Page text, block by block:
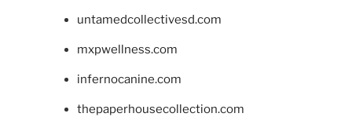
untamedcollectivesd.com
mxpwellness.com
infernocanine.com
thepaperhousecollection.com